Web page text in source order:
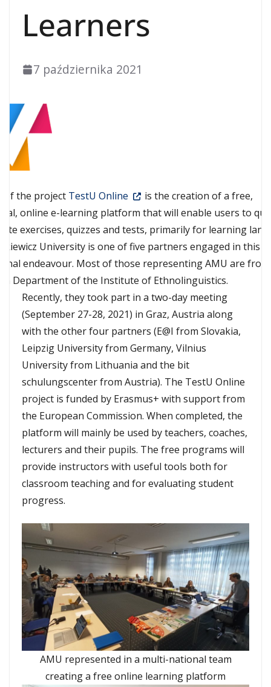
Learners
7 października 2021
of the project TestU Online
is the creation of a free,
online e-learning platform that will enable users to
exercises, quizzes and tests, primarily for learning
University is one of five partners engaged in this
endeavour. Most of those representing AMU are
Department of the Institute of Ethnolinguistics.
Recently, they took part in a two-day meeting
(September 27-28, 2021) in Graz, Austria along
with the other four partners (E@I from Slovakia,
Leipzig University from Germany, Vilnius
University from Lithuania and the bit
schulungscenter from Austria). The TestU Online
project is funded by Erasmus+ with support from
the European Commission. When completed, the
platform will mainly be used by teachers, coaches,
lecturers and their pupils. The free programs will
provide instructors with useful tools both for
classroom teaching and for evaluating student
progress.
AMU represented in a multi-national team
creating a free online learning platform